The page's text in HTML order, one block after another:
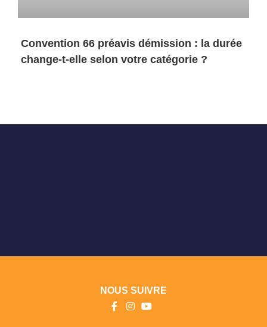
Convention 66 préavis démission : la durée
change-t-elle selon votre catégorie ?
NOUS SUIVRE